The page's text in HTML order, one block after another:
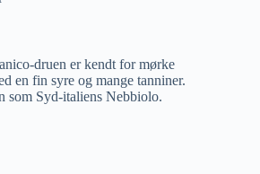
druen er kendt for mørke
en fin syre og mange tanniner.
som Syd-italiens Nebbiolo.